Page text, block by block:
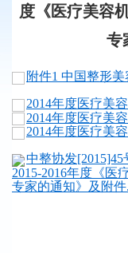
度《医疗美容
专
附件1 中国整形
2014年度医疗美
2014年度医疗美
2014年度医疗美
中整协发
2015-2016年度《医
专家的通知》及附件